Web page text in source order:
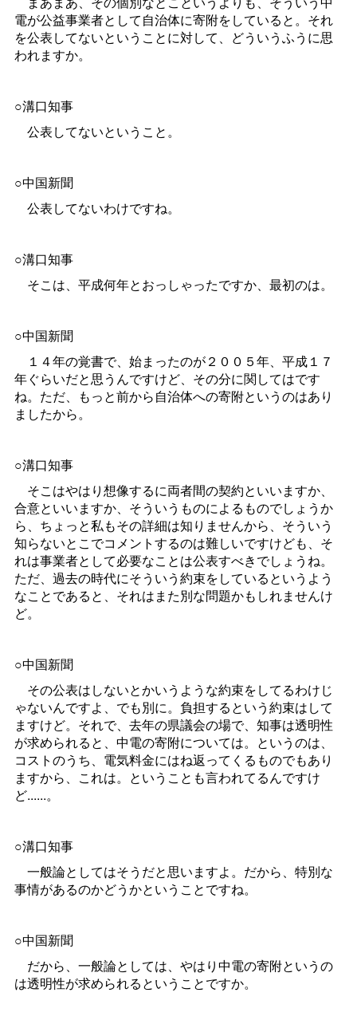
電が公益事業者として自治体に寄附をしていると。それ
を公表してないということに対して、どういうふうに思
われますか。
○溝口知事
公表してないということ。
○中国新聞
公表してないわけですね。
○溝口知事
そこは、平成何年とおっしゃったですか、最初のは。
○中国新聞
１４年の覚書で、始まったのが２００５年、平成１７
年ぐらいだと思うんですけど、その分に関してはです
ね。ただ、もっと前から自治体への寄附というのはあり
ましたから。
○溝口知事
そこはやはり想像するに両者間の契約といいますか、
合意といいますか、そういうものによるものでしょうか
ら、ちょっと私もその詳細は知りませんから、そういう
知らないとこでコメントするのは難しいですけども、そ
れは事業者として必要なことは公表すべきでしょうね。
ただ、過去の時代にそういう約束をしているというよう
なことであると、それはまた別な問題かもしれませんけ
ど。
○中国新聞
その公表はしないとかいうような約束をしてるわけじ
ゃないんですよ、でも別に。負担するという約束はして
ますけど。それで、去年の県議会の場で、知事は透明性
が求められると、中電の寄附については。というのは、
コストのうち、電気料金にはね返ってくるものでもあり
ますから、これは。ということも言われてるんですけ
ど......。
○溝口知事
一般論としてはそうだと思いますよ。だから、特別な
事情があるのかどうかということですね。
○中国新聞
だから、一般論としては、やはり中電の寄附というの
は透明性が求められるということですか。